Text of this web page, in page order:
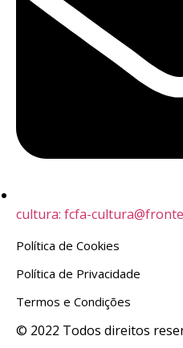
cultura: fcfa-
Política de Cookies
Política de Privacidade
Termos e Condições
© 2022 Todos direitos